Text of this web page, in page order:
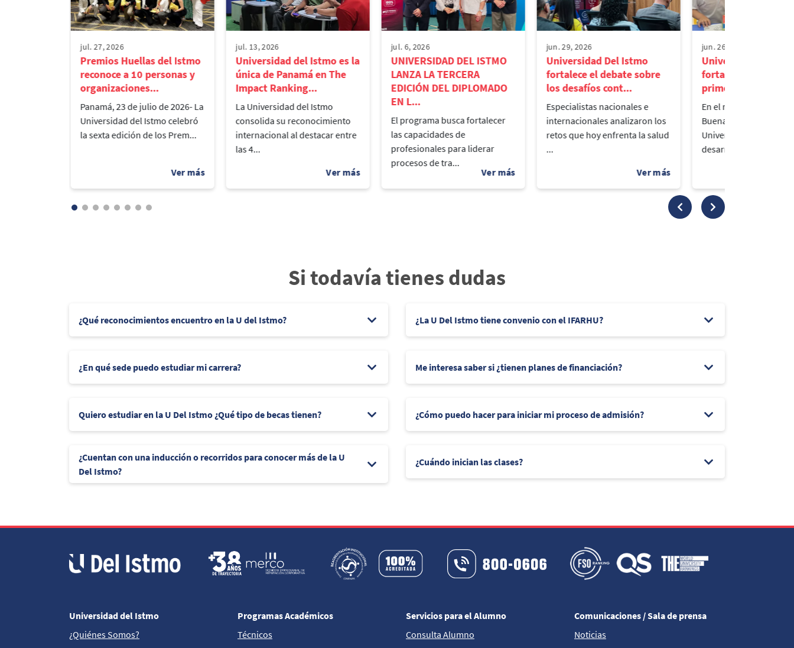
jul. 27, 2026
Premios Huellas del Istmo
reconoce a 10 personas y
organizaciones...
Panamá, 23 de julio de 2026- La
Universidad del Istmo celebró
la sexta edición de los Prem...
jul. 13, 2026
Universidad del Istmo es la
única de Panamá en The
Impact Ranking...
La Universidad del Istmo
consolida su reconocimiento
internacional al destacar entre
las 4...
jul. 6, 2026
UNIVERSIDAD DEL ISTMO
LANZA LA TERCERA
EDICIÓN DEL DIPLOMADO
EN L...
El programa busca fortalecer
las capacidades de
profesionales para liderar
procesos de tra...
jun. 29, 2026
Universidad Del Istmo
fortalece el debate sobre
los desafíos cont...
Especialistas nacionales e
internacionales analizaron los
retos que hoy enfrenta la salud
...
jun. 26, 2026
Universidad del
fortalece la lectura
primera infancia...
En el marco del Día de
Buenas Acciones, la
Universidad del Istmo
desarrolló la
Si todavía tienes dudas
¿Qué reconocimientos encuentro en la U del Istmo?
¿En qué sede puedo estudiar mi carrera?
Quiero estudiar en la U Del Istmo ¿Qué tipo de becas tienen?
¿Cuentan con una inducción o recorridos para conocer más de la U
Del Istmo?
¿La U Del Istmo tiene convenio con el IFARHU?
Me interesa saber si ¿tienen planes de financiación?
¿Cómo puedo hacer para iniciar mi proceso de admisión?
¿Cuándo inician las clases?
Universidad del Istmo
¿Quiénes Somos?
Programas Académicos
Técnicos
Servicios para el Alumno
Consulta Alumno
Comunicaciones / Sala de prensa
Noticias